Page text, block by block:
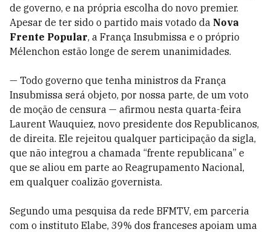
de governo, e na própria escolha do novo premier.
Apesar de ter sido o partido mais votado da Nova
Frente Popular, a França Insubmissa e o próprio
Mélenchon estão longe de serem unanimidades.
— Todo governo que tenha ministros da França
Insubmissa será objeto, por nossa parte, de um voto
de moção de censura — afirmou nesta quarta-feira
Laurent Wauquiez, novo presidente dos Republicanos,
de direita. Ele rejeitou qualquer participação da sigla,
que não integrou a chamada “frente republicana” e
que se aliou em parte ao Reagrupamento Nacional,
em qualquer coalizão governista.
Segundo uma pesquisa da rede BFMTV, em parceria
com o instituto Elabe, 39% dos franceses apoiam uma